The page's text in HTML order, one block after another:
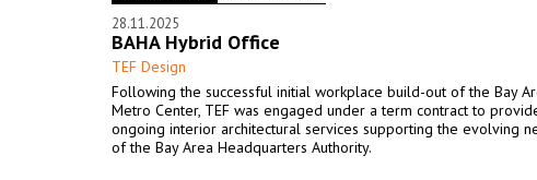
28.11.2025
BAHA Hybrid Office
TEF Design
Following the successful initial workplace build-out of the Bay
Metro Center, TEF was engaged under a term contract to
ongoing interior architectural services supporting the evolving
of the Bay Area Headquarters Authority.